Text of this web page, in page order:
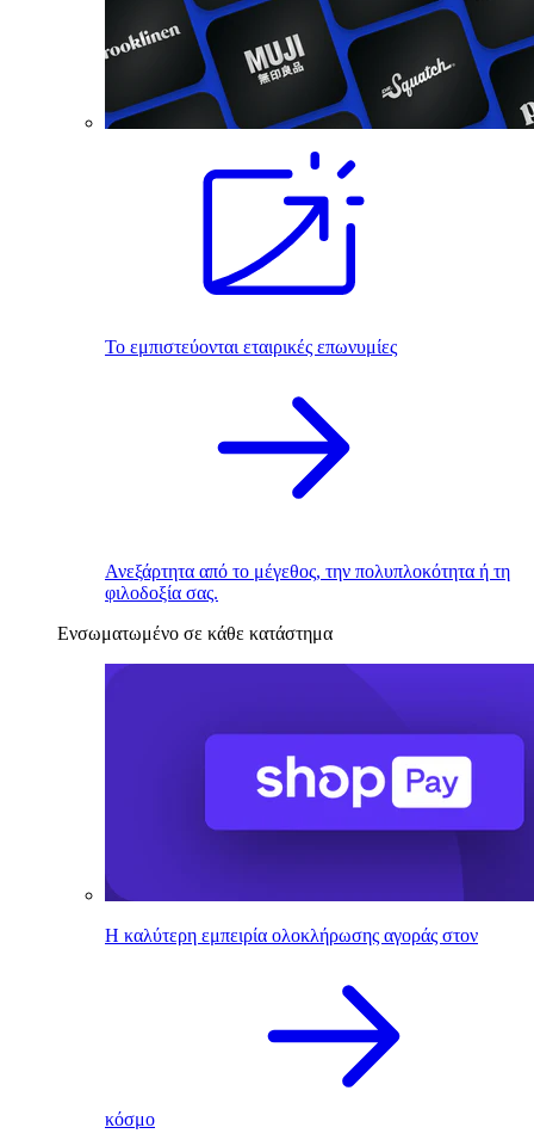
Το εμπιστεύονται εταιρικές επωνυμίες
Ανεξάρτητα από το μέγεθος, την πολυπλοκότητα ή τη
φιλοδοξία σας.
Ενσωματωμένο σε κάθε κατάστημα
Η καλύτερη εμπειρία ολοκλήρωσης αγοράς στον
κόσμο